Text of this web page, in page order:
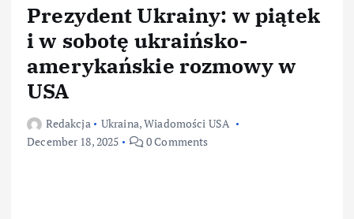
Prezydent Ukrainy: w piątek
i w sobotę ukraińsko-
amerykańskie rozmowy w
USA
Redakcja Ukraina,Wiadomości USA
December 18, 2025
0 Comments